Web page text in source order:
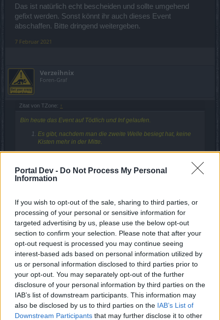
Portal Dev - Do Not Process My Personal
Information
If you wish to opt-out of the sale, sharing to third parties, or
processing of your personal or sensitive information for
targeted advertising by us, please use the below opt-out
section to confirm your selection. Please note that after your
opt-out request is processed you may continue seeing
interest-based ads based on personal information utilized by
us or personal information disclosed to third parties prior to
your opt-out. You may separately opt-out of the further
disclosure of your personal information by third parties on the
IAB’s list of downstream participants. This information may
also be disclosed by us to third parties on the IAB’s List of
Downstream Participants that may further disclose it to other
Das ist natürlich echt bescheiden und sollte umgehend
gefixt werden. Sonst könnt ihr auch dieses Event
abschaffen. Bitte dringend weitergeben.
7 Februar 2021
Verzeihnix
Foren-Graf
Zitat von TZone: ↑
Bin heute das Event auf Tödlich und Inf gelaufen.
Es gibt, nachdem man die zweite Welle besiegt hat, keine
Kisten mehr in der Mitte.
HalloTZone
anderer Stelle wie früher,
die Drops an Kristalltau sind jedoch sehr mager und
gehören erhöht.
Eine Kiste fehlt, wurde schon geöffnet ( erscheinen oft erst
verzögert )